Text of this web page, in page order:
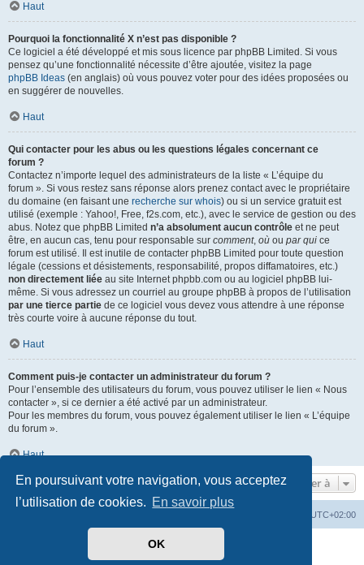
En poursuivant votre navigation, vous acceptez
l’utilisation de cookies. En savoir plus
OK
Haut
Pourquoi la fonctionnalité X n’est pas disponible ?
Ce logiciel a été développé et mis sous licence par phpBB Limited. Si vous
pensez qu’une fonctionnalité nécessite d’être ajoutée, visitez la page
phpBB Ideas (en anglais) où vous pouvez voter pour des idées proposées ou
en suggérer de nouvelles.
Haut
Qui contacter pour les abus ou les questions légales concernant ce
forum ?
Contactez n’importe lequel des administrateurs de la liste « L’équipe du
forum ». Si vous restez sans réponse alors prenez contact avec le propriétaire
du domaine (en faisant une recherche sur whois) ou si un service gratuit est
utilisé (exemple : Yahoo!, Free, f2s.com, etc.), avec le service de gestion ou des
abus. Notez que phpBB Limited n’a absolument aucun contrôle et ne peut
être, en aucun cas, tenu pour responsable sur comment, où ou par qui ce
forum est utilisé. Il est inutile de contacter phpBB Limited pour toute question
légale (cessions et désistements, responsabilité, propos diffamatoires, etc.)
non directement liée au site Internet phpbb.com ou au logiciel phpBB lui-
même. Si vous adressez un courriel au groupe phpBB à propos de l’utilisation
par une tierce partie de ce logiciel vous devez vous attendre à une réponse
très courte voire à aucune réponse du tout.
Haut
Comment puis-je contacter un administrateur du forum ?
Pour l’ensemble des utilisateurs du forum, vous pouvez utiliser le lien « Nous
contacter », si ce dernier a été activé par un administrateur.
Pour les membres du forum, vous pouvez également utiliser le lien « L’équipe
du forum ».
Haut
Aller à
UTC+02:00
phpBB ® Forum Software © phpBB Limited
phpBB-fr.com